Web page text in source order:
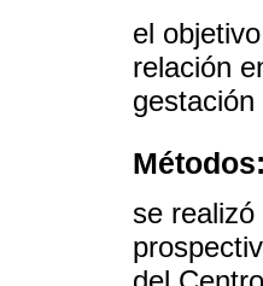
el
relación
Métodos:
se